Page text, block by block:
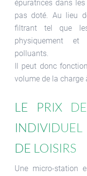
épuratrices dans
pas doté. Au lieu
filtrant tel que
physiquement et
polluants.
Il peut donc
volume de la charge
Le prix
de loisirs
Une micro-station